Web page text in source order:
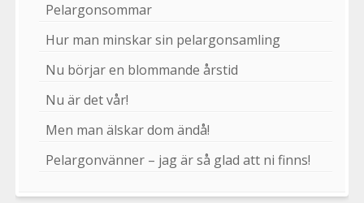
Pelargonsommar
Hur man minskar sin pelargonsamling
Nu börjar en blommande årstid
Nu är det vår!
Men man älskar dom ändå!
Pelargonvänner – jag är så glad att ni finns!